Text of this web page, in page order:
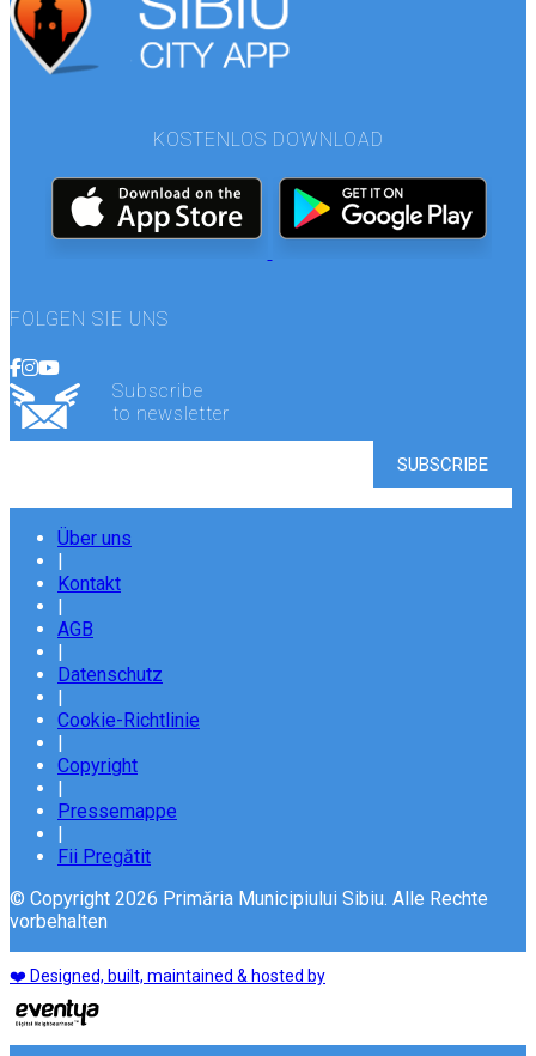
KOSTENLOS DOWNLOAD
FOLGEN SIE UNS
Subscribe
to newsletter
Über uns
|
Kontakt
|
AGB
|
Datenschutz
|
Cookie-Richtlinie
|
Copyright
|
Pressemappe
|
Fii Pregătit
© Copyright 2026 Primăria Municipiului Sibiu. Alle Rechte
vorbehalten
❤️ Designed, built, maintained & hosted by